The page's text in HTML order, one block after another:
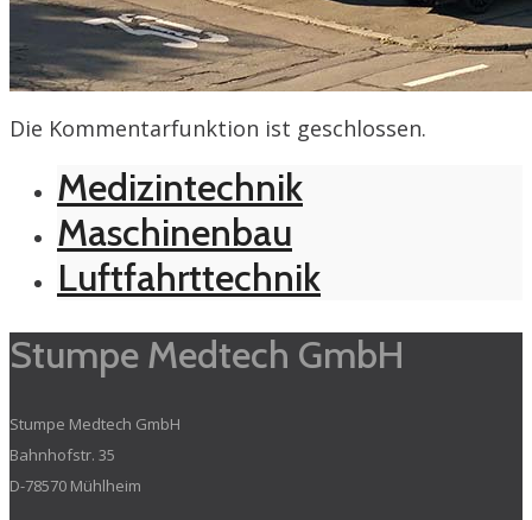
Die Kommentarfunktion ist geschlossen.
Medizintechnik
Maschinenbau
Luftfahrttechnik
Stumpe Medtech GmbH
Stumpe Medtech GmbH
Bahnhofstr. 35
D-78570 Mühlheim